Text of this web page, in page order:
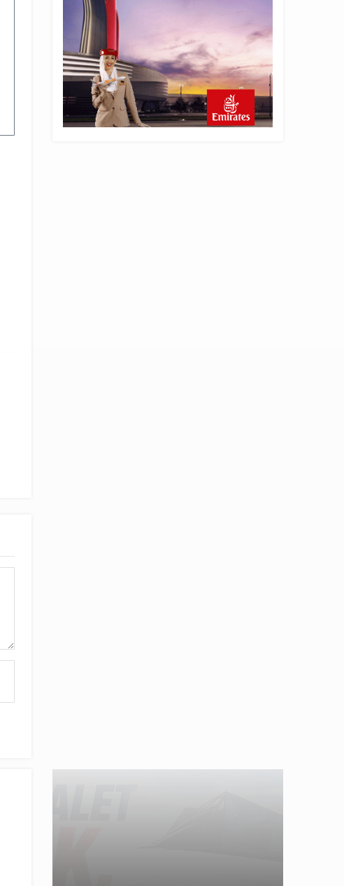
kararı
DHL uçağı havada cisimle
çarpıştı, havalimanında
patlayıcı drone bulundu
6 saat önce
Üniformasız Disiplin: Kabin